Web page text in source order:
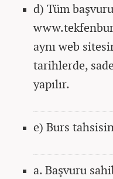
d) Tüm
aynı web
tarihlerde,
yapılır.
e) Burs
a. Başvuru